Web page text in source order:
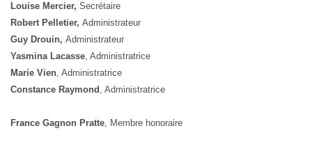
Louise Mercier, Secrétaire
Robert Pelletier, Administrateur
Guy Drouin, Administrateur
Yasmina Lacasse, Administratrice
Marie Vien , Administratrice
Constance Raymond , Administratrice
France Gagnon Pratte , Membre honoraire